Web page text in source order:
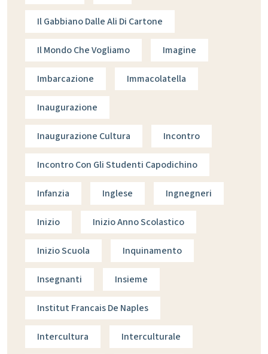
Il Gabbiano Dalle Ali Di Cartone
Il Mondo Che Vogliamo Imagine
Imbarcazione Immacolatella
Inaugurazione
Inaugurazione Cultura Incontro
Incontro Con Gli Studenti Capodichino
Infanzia Inglese Ingnegneri
Inizio Inizio Anno Scolastico
Inizio Scuola Inquinamento
Insegnanti Insieme
Institut Francais De Naples
Intercultura Interculturale